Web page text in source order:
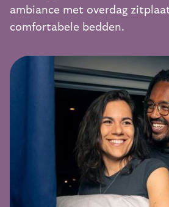
ambiance met overdag
comfortabele bedden.